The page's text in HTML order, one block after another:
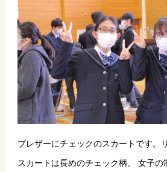
ブレザーにチェックのスカートです。
スカートは長めのチェック柄。 女子